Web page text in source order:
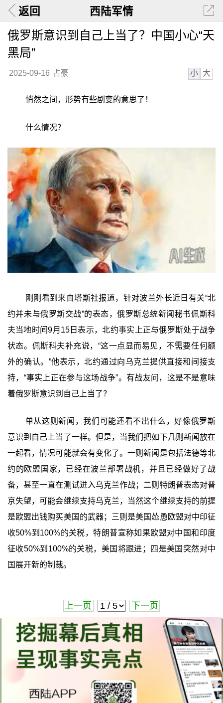
返回 西陆军情
俄罗斯意识到自己上当了？中国小心“天
黑局”
2025-09-16 占豪 小 大
悄然之间，形势有些剧变的意思了！
什么情况？
刚刚看到来自塔斯社报道，针对波兰外长近日有关“北
约并未与俄罗斯交战”的表态，俄罗斯总统新闻秘书佩斯科
夫当地时间9月15日表示，北约事实上正与俄罗斯处于战争
状态。佩斯科夫补充说，“这一点显而易见，不需要任何额
外的确认。”他表示，北约通过向乌克兰提供直接和间接支
持，“事实上正在参与这场战争”。有战友问，这是不是意味
着俄罗斯意识到自己上当了？
单从这则新闻，我们可能还看不出什么，好像俄罗斯
意识到自己上当了一样。但是，当我们把如下几则新闻放在
一起看，情况可能就会有变化了。一则新闻是包括法德等北
约的欧盟国家，已经在波兰部署战机，并且已经做好了战
备，甚至一直在测试进入乌克兰作战；二则特朗普表态对普
京失望，可能会继续支持乌克兰，当然这个继续支持的前提
是欧盟出钱购买美国的武器；三则是美国怂恿欧盟对中印征
收50%到100%的关税，特朗普宣称如果欧盟对中国和印度
征收50%到100%的关税，美国将跟进；四是美国突然对中
国展开新的制裁。
上一页 下一页